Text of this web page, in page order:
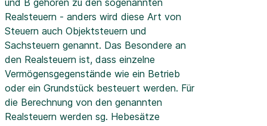
Realsteuern - anders wird diese Art von
Steuern auch Objektsteuern und
Sachsteuern genannt. Das Besondere an
den Realsteuern ist, dass einzelne
Vermögensgegenstände wie ein Betrieb
oder ein Grundstück besteuert werden. Für
die Berechnung von den genannten
Realsteuern werden sg. Hebesätze